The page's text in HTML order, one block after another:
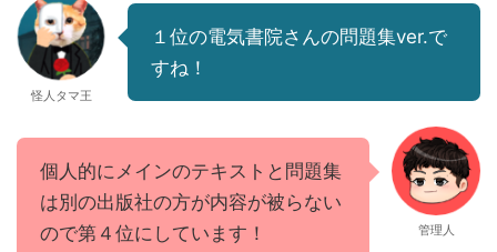
怪人タマ王
１位の電気書院さんの問題集ver.で
すね！
個人的にメインのテキストと問題集
は別の出版社の方が内容が被らない
ので第４位にしています！
管理人